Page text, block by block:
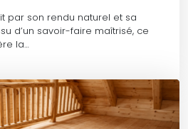
par son rendu naturel et sa
d’un savoir-faire maîtrisé, ce
la…